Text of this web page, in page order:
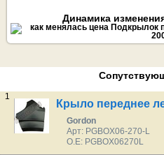
Динамика
1
Крыло переднее
Gordon
Арт: PGBOX06-270-L
O.E: PGBOX06270L